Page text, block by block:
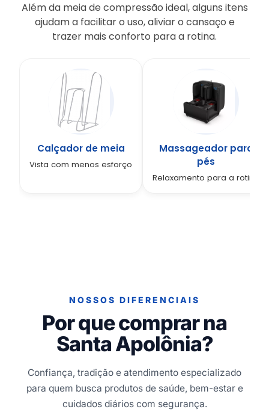
Além da meia de compressão ideal, alguns itens
ajudam a facilitar o uso, aliviar o cansaço e
trazer mais conforto para a rotina.
Calçador de meia
Vista com menos esforço
Massageador para
pés
Relaxamento para a rotina
NOSSOS DIFERENCIAIS
Por que comprar na
Santa Apolônia?
Confiança, tradição e atendimento especializado
para quem busca produtos de saúde, bem-estar e
cuidados diários com segurança.